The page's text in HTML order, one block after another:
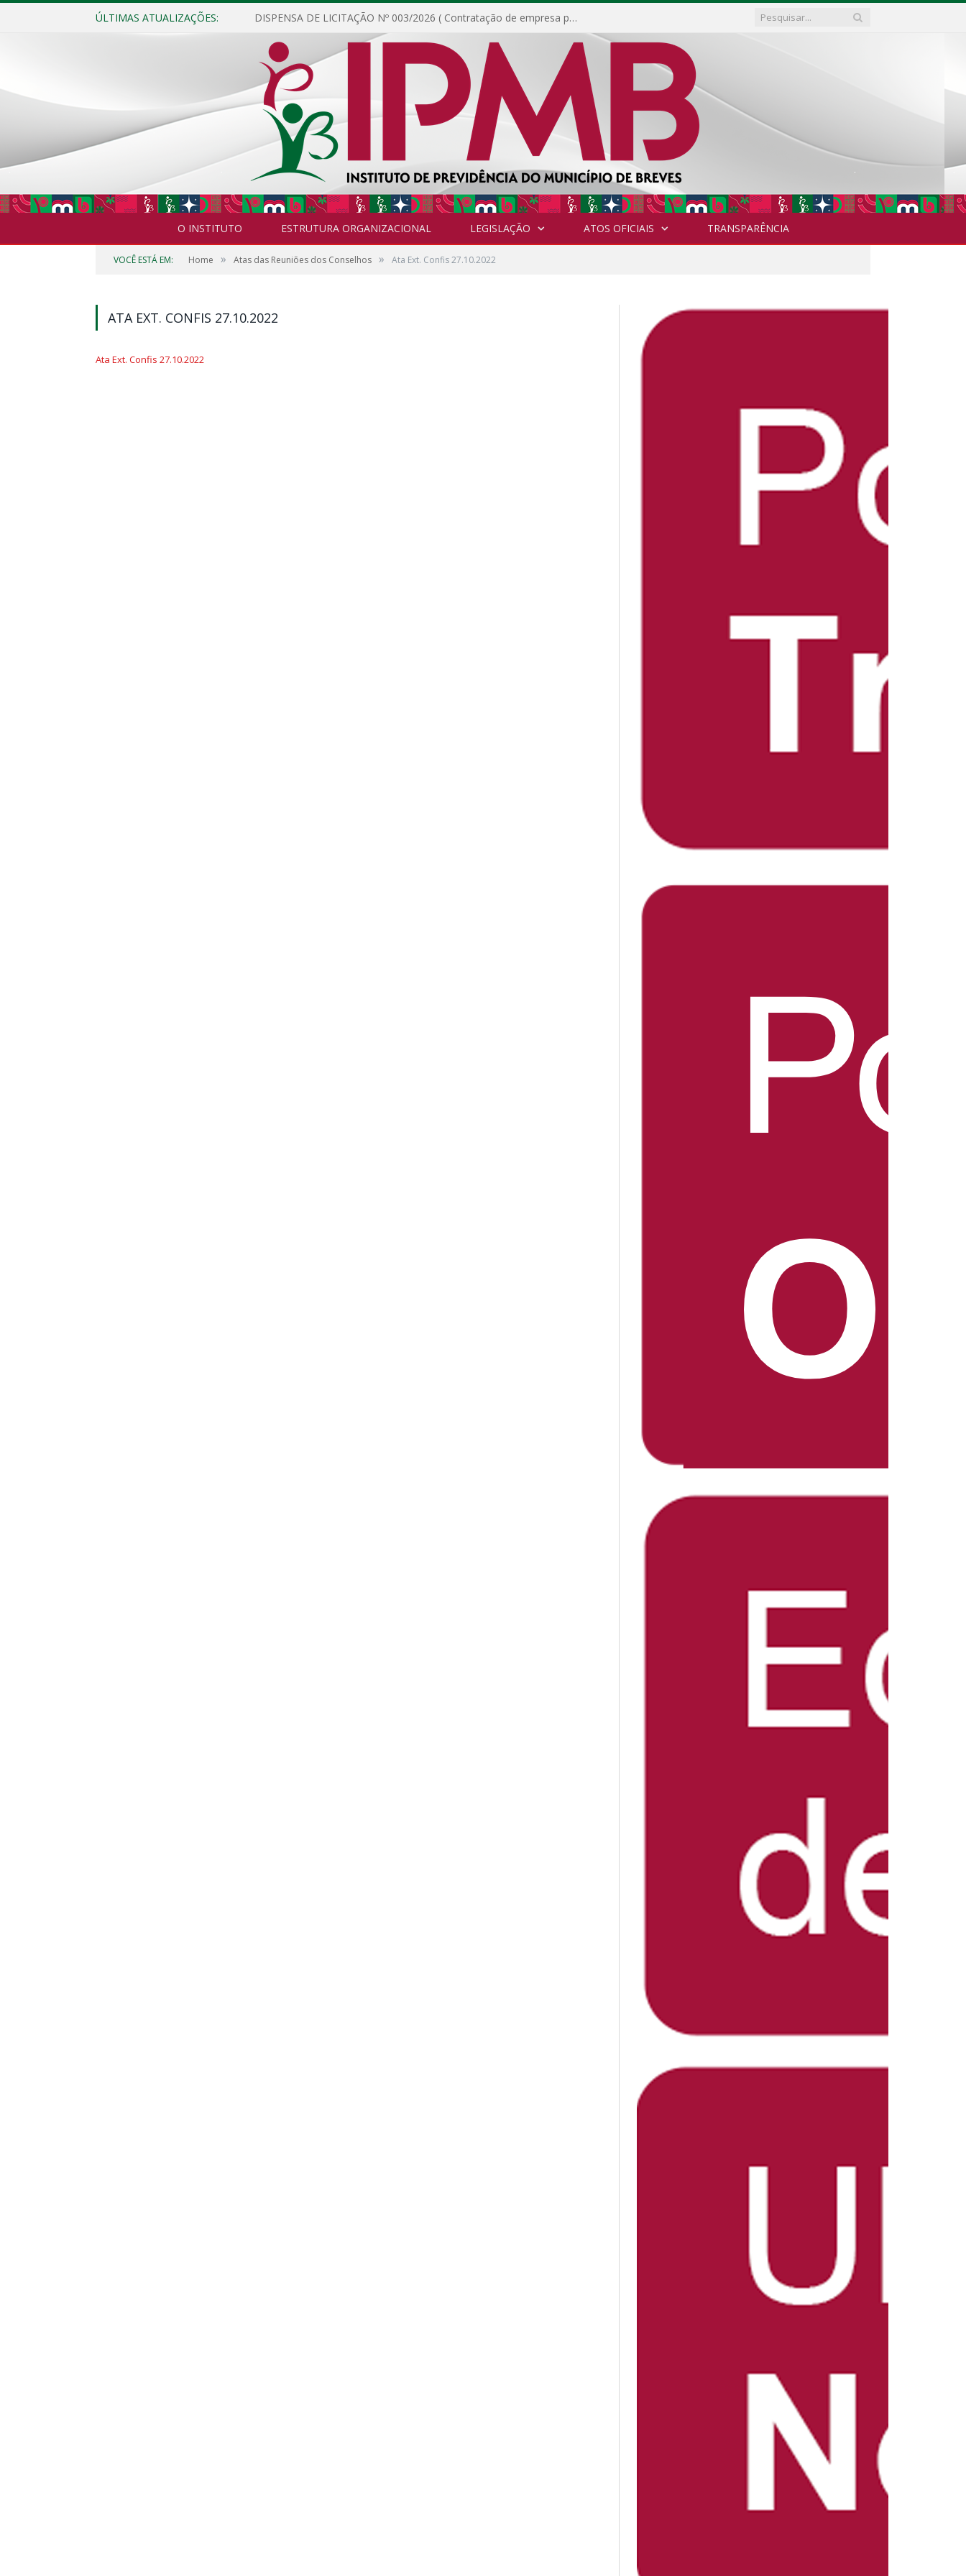
ÚLTIMAS ATUALIZAÇÕES: DISPENSA DE LICITAÇÃO Nº 003/2026 ( Contratação de empresa para fornecimento de gêneros alimentícios não perecíveis, materiais de expediente, descartáveis, copa e cozinha, para análise e posterior publicação.)
O INSTITUTO ESTRUTURA ORGANIZACIONAL LEGISLAÇÃO ATOS OFICIAIS TRANSPARÊNCIA
VOCÊ ESTÁ EM: Home » Atas das Reuniões dos Conselhos » Ata Ext. Confis 27.10.2022
ATA EXT. CONFIS 27.10.2022
Ata Ext. Confis 27.10.2022